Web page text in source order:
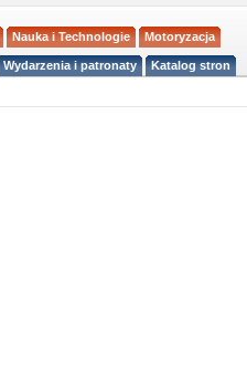
Nauka i Technologie Motoryzacja
Wydarzenia i patronaty Katalog stron